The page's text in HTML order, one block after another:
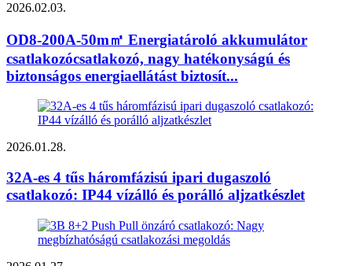
2026.02.03.
OD8-200A-50m㎡ Energiatároló akkumulátor
csatlakozócsatlakozó, nagy hatékonyságú és
biztonságos energiaellátást biztosít...
2026.01.28.
32A-es 4 tűs háromfázisú ipari dugaszoló
csatlakozó: IP44 vízálló és porálló aljzatkészlet